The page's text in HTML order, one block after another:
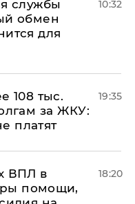
службы
обмен
для
10:32
108 тыс.
за ЖКУ:
платят
19:35
ВПЛ в
помощи,
18:20